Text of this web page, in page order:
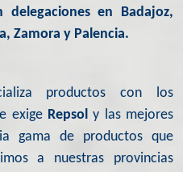
en Badajoz,
Zamora y Palencia.
productos con los
exige Repsol y las mejores
gama de productos que
a nuestras provincias